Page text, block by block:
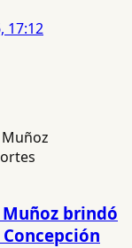
17:12
Muñoz brindó